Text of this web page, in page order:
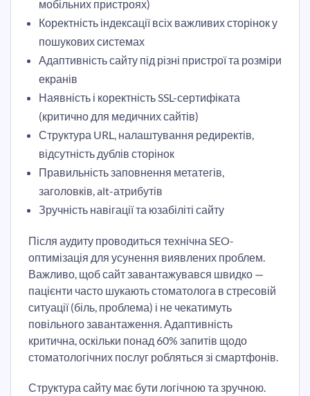
мобільних пристроях)
Коректність індексації всіх важливих сторінок у
пошукових системах
Адаптивність сайту під різні пристрої та розміри
екранів
Наявність і коректність SSL-сертифіката
(критично для медичних сайтів)
Структура URL, налаштування редиректів,
відсутність дублів сторінок
Правильність заповнення метатегів,
заголовків, alt-атрибутів
Зручність навігації та юзабіліті сайту
Після аудиту проводиться технічна SEO-
оптимізація для усунення виявлених проблем.
Важливо, щоб сайт завантажувався швидко —
пацієнти часто шукають стоматолога в стресовій
ситуації (біль, проблема) і не чекатимуть
повільного завантаження. Адаптивність
критична, оскільки понад 60% запитів щодо
стоматологічних послуг робляться зі смартфонів.
Структура сайту має бути логічною та зручною.